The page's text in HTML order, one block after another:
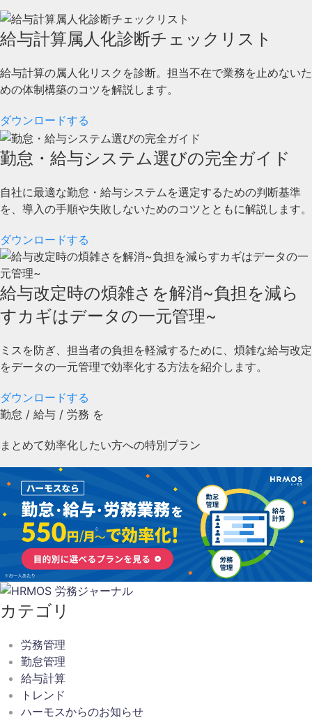
給与計算属人化診断チェックリスト
給与計算の属人化リスクを診断。担当不在で業務を止めないた
めの体制構築のコツを解説します。
ダウンロードする
勤怠・給与システム選びの完全ガイド
自社に最適な勤怠・給与システムを選定するための判断基準
を、導入の手順や失敗しないためのコツとともに解説します。
ダウンロードする
給与改定時の煩雑さを解消~負担を減ら
すカギはデータの一元管理~
ミスを防ぎ、担当者の負担を軽減するために、煩雑な給与改定
をデータの一元管理で効率化する方法を紹介します。
ダウンロードする
勤怠 / 給与 / 労務 を
まとめて効率化したい方への特別プラン
カテゴリ
労務管理
勤怠管理
給与計算
トレンド
ハーモスからのお知らせ